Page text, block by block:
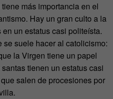
más importancia en el
Hay un gran culto a la
un estatus casi politeísta.
suele hacer al catolicismo:
la Virgen tiene un papel
tienen un estatus casi
salen de procesiones por